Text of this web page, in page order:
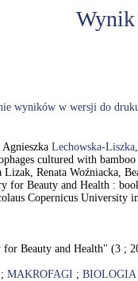
wyników w wersji do
Agnieszka Lechowska-Liszka
cultured with
Renata Woźniacka,
for Beauty and Health :
Copernicus
for Beauty and Health" (3 ;
MAKROFAGI ; BIOLOGIA